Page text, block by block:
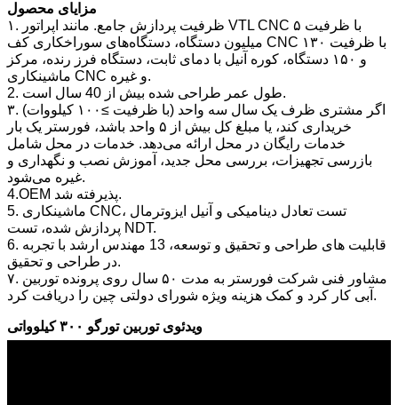
مزایای محصول
۱. ظرفیت پردازش جامع. مانند اپراتور VTL CNC با ظرفیت ۵
میلیون دستگاه، دستگاه‌های سوراخکاری کف CNC با ظرفیت ۱۳۰
و ۱۵۰ دستگاه، کوره آنیل با دمای ثابت، دستگاه فرز رنده، مرکز
ماشینکاری CNC و غیره.
2. طول عمر طراحی شده بیش از 40 سال است.
۳. اگر مشتری ظرف یک سال سه واحد (با ظرفیت ≥۱۰۰ کیلووات)
خریداری کند، یا مبلغ کل بیش از ۵ واحد باشد، فورستر یک بار
خدمات رایگان در محل ارائه می‌دهد. خدمات در محل شامل
بازرسی تجهیزات، بررسی محل جدید، آموزش نصب و نگهداری و
غیره می‌شود.
4.OEM پذیرفته شد.
5. ماشینکاری CNC، تست تعادل دینامیکی و آنیل ایزوترمال
پردازش شده، تست NDT.
6. قابلیت های طراحی و تحقیق و توسعه، 13 مهندس ارشد با تجربه
در طراحی و تحقیق.
۷. مشاور فنی شرکت فورستر به مدت ۵۰ سال روی پرونده توربین
آبی کار کرد و کمک هزینه ویژه شورای دولتی چین را دریافت کرد.
ویدئوی توربین تورگو ۳۰۰ کیلوواتی